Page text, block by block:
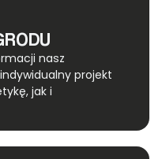
nasz
projekt
jak i